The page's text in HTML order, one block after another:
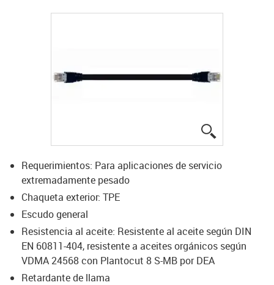
Requerimientos: Para aplicaciones de servicio
extremadamente pesado
Chaqueta exterior: TPE
Escudo general
Resistencia al aceite: Resistente al aceite según DIN
EN 60811-404, resistente a aceites orgánicos según
VDMA 24568 con Plantocut 8 S-MB por DEA
Retardante de llama